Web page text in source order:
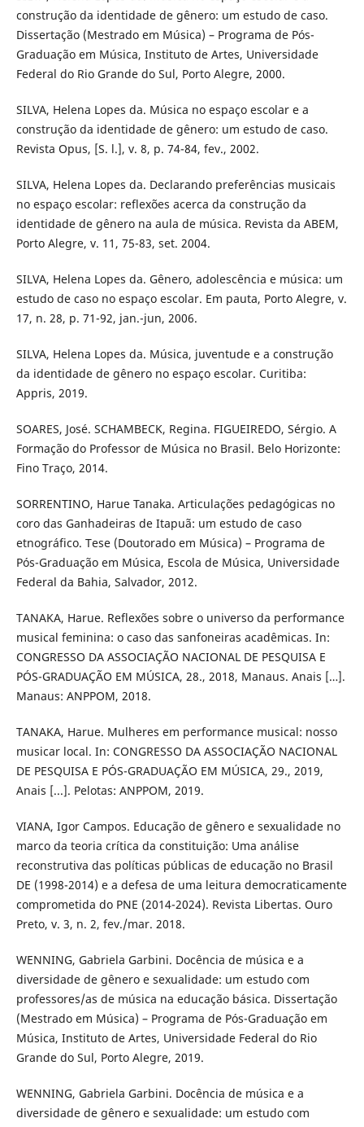
construção da identidade de gênero: um estudo de caso.
Dissertação (Mestrado em Música) – Programa de Pós-
Graduação em Música, Instituto de Artes, Universidade
Federal do Rio Grande do Sul, Porto Alegre, 2000.
SILVA, Helena Lopes da. Música no espaço escolar e a
construção da identidade de gênero: um estudo de caso.
Revista Opus, [S. l.], v. 8, p. 74-84, fev., 2002.
SILVA, Helena Lopes da. Declarando preferências musicais
no espaço escolar: reflexões acerca da construção da
identidade de gênero na aula de música. Revista da ABEM,
Porto Alegre, v. 11, 75-83, set. 2004.
SILVA, Helena Lopes da. Gênero, adolescência e música: um
estudo de caso no espaço escolar. Em pauta, Porto Alegre, v.
17, n. 28, p. 71-92, jan.-jun, 2006.
SILVA, Helena Lopes da. Música, juventude e a construção
da identidade de gênero no espaço escolar. Curitiba:
Appris, 2019.
SOARES, José. SCHAMBECK, Regina. FIGUEIREDO, Sérgio. A
Formação do Professor de Música no Brasil. Belo Horizonte:
Fino Traço, 2014.
SORRENTINO, Harue Tanaka. Articulações pedagógicas no
coro das Ganhadeiras de Itapuã: um estudo de caso
etnográfico. Tese (Doutorado em Música) – Programa de
Pós-Graduação em Música, Escola de Música, Universidade
Federal da Bahia, Salvador, 2012.
TANAKA, Harue. Reflexões sobre o universo da performance
musical feminina: o caso das sanfoneiras acadêmicas. In:
CONGRESSO DA ASSOCIAÇÃO NACIONAL DE PESQUISA E
PÓS-GRADUAÇÃO EM MÚSICA, 28., 2018, Manaus. Anais […].
Manaus: ANPPOM, 2018.
TANAKA, Harue. Mulheres em performance musical: nosso
musicar local. In: CONGRESSO DA ASSOCIAÇÃO NACIONAL
DE PESQUISA E PÓS-GRADUAÇÃO EM MÚSICA, 29., 2019,
Anais [...]. Pelotas: ANPPOM, 2019.
VIANA, Igor Campos. Educação de gênero e sexualidade no
marco da teoria crítica da constituição: Uma análise
reconstrutiva das políticas públicas de educação no Brasil
DE (1998-2014) e a defesa de uma leitura democraticamente
comprometida do PNE (2014-2024). Revista Libertas. Ouro
Preto, v. 3, n. 2, fev./mar. 2018.
WENNING, Gabriela Garbini. Docência de música e a
diversidade de gênero e sexualidade: um estudo com
professores/as de música na educação básica. Dissertação
(Mestrado em Música) – Programa de Pós-Graduação em
Música, Instituto de Artes, Universidade Federal do Rio
Grande do Sul, Porto Alegre, 2019.
WENNING, Gabriela Garbini. Docência de música e a
diversidade de gênero e sexualidade: um estudo com